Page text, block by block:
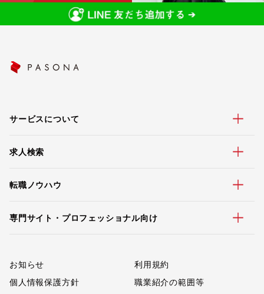
サービスについて
求人検索
転職ノウハウ
専門サイト・プロフェッショナル向け
お知らせ
利用規約
個人情報保護方針
職業紹介の範囲等